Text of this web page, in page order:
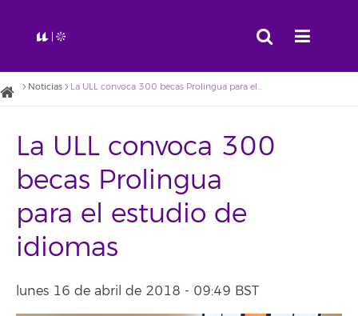
Noticias La ULL convoca 300 becas Prolingua para el estudio de idiomas
La ULL convoca 300
becas Prolingua
para el estudio de
idiomas
lunes 16 de abril de 2018 - 09:49 BST